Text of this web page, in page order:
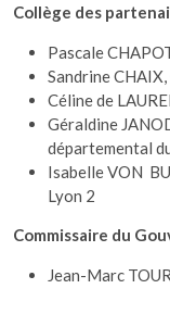
Collège des
Pascale
Sandrine
Céline de
Géraldine
départemental
Isabelle VON
Lyon 2
Commissaire du
Jean-Marc